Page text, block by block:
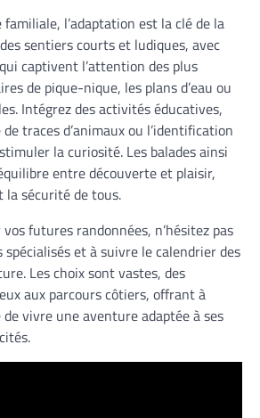
l’adaptation est la clé de la
sentiers courts et ludiques, avec
captivent l’attention des plus
de pique-nique, les plans d’eau ou
Intégrez des activités éducatives,
traces d’animaux ou l’identification
la curiosité. Les balades ainsi
entre découverte et plaisir,
sécurité de tous.
futures randonnées, n’hésitez pas
et à suivre le calendrier des
Les choix sont vastes, des
aux parcours côtiers, offrant à
vivre une aventure adaptée à ses